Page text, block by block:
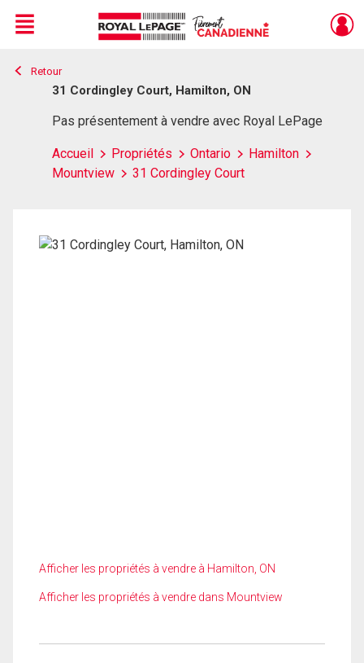
Live
En Direct
Menu
Retour
31 Cordingley Court, Hamilton, ON
Pas présentement à vendre avec Royal LePage
Accueil Propriétés Ontario
Hamilton
Mountview
31 Cordingley Court
Afficher les propriétés à vendre à Hamilton, ON
Afficher les propriétés à vendre dans Mountview